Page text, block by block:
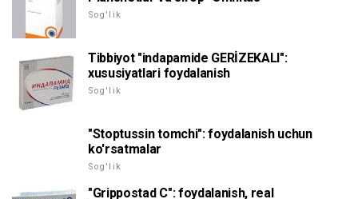
Sog'lik
Tibbiyot "indapamide GERİZEKALI":
xususiyatlari foydalanish
Sog'lik
"Stoptussin tomchi": foydalanish uchun
ko'rsatmalar
Sog'lik
"Grippostad C": foydalanish, real